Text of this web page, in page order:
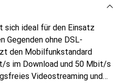
sich ideal für den Einsatz
Gegenden ohne DSL-
den Mobilfunkstandard
s im Download und 50 Mbit/s
Videostreaming und